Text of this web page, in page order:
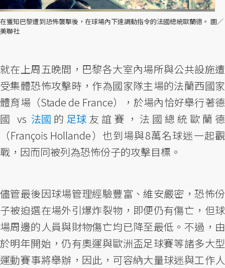
在獲知巴黎遭到恐怖襲擊後，在球場內下達調動指令的法國總統歐蘭德。 圖／
美聯社
就在上周五晚間，巴黎各大室內場所與公共設施遭
受集體恐怖攻擊時，作為國家隊主場的法蘭西國家
體育場（Stade de France），於場內恰好舉行著德
國 vs 法國 的 足球 友誼賽，法國總統歐蘭德
（François Hollande）也到場與8萬名球迷一起觀
戰，因而同被列為恐怖份子的攻擊目標。
儘管最後因球場管理經驗豐富、維安嚴密，恐怖份
子被迫選在場外引爆炸裂物，即便仍有傷亡，但球
場周邊的人員與財物傷亡均已降至最低。不過，由
於明年開始，仍有奧運與歐洲盃足球賽等諸多大型
運動賽事將舉辦，因此，可容納大量球迷與工作人